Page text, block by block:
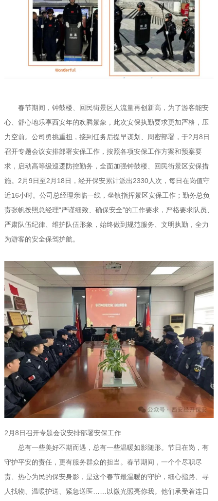
春节期间，钟鼓楼、回民街景区人流量再创新高，为了游客能安
心、舒心地乐享西安年的欢腾景象，此次安保执勤要求更加严格，压
力空前。公司勇挑重担，接到任务后提早谋划、周密部署，于2月8日
召开专题会议安排部署安保工作，按照各项安保工作方案和预案要
求，启动高等级巡逻防控勤务，全面加强钟鼓楼、回民街景区安保措
施。2月9日至2月18日，经开保安累计派出2330人次，每日在岗值守
近16小时。公司总经理亲临一线，坐镇指挥景区安保工作；勤务总负
责张帆按照总经理“严谨细致、确保安全”的工作要求，严格要求队员、
严肃队伍纪律、维护队伍形象，始终做到规范服务、文明执勤，全力
为游客的安全保驾护航。
2月8日召开专题会议安排部署安保工作
总有一些美好不期而遇，总有一些温暖如影随形。节日在岗，有
守护平安的责任，更有服务群众的担当。春节期间，一个个尽职尽
责、热心为民的保安身影，是这个春节最温暖的守护，细心指路、寻
人找物、温暖护送、紧急送医……以微光照亮你我。他们承受着连日